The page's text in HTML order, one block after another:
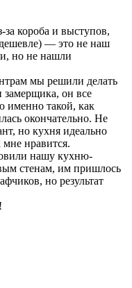
за короба и выступов,
— это не наш
но не нашли
мы решили делать
замерщика, он все
именно такой, как
окончательно. Не
но кухня идеально
мне нравится.
нашу кухню-
стенам, им пришлось
но результат